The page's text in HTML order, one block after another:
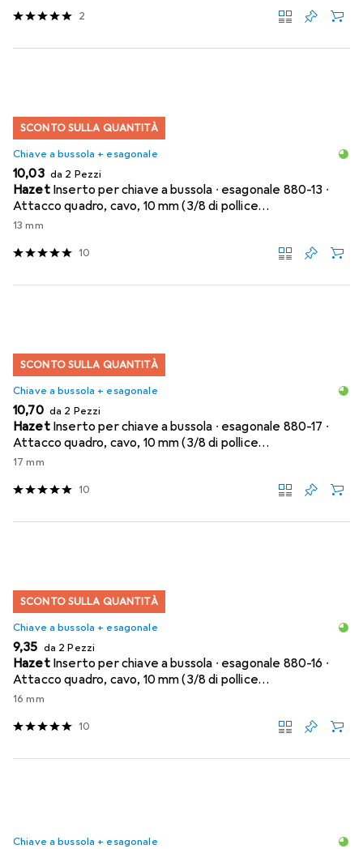
2
SCONTO SULLA QUANTITÀ
Chiave a bussola + esagonale
EUR
10,03 da 2 Pezzi
Hazet Inserto per chiave a bussola ∙ esagonale 880-13 ∙
Attacco quadro, cavo, 10 mm (3/8 di pollice…
13 mm
10
SCONTO SULLA QUANTITÀ
Chiave a bussola + esagonale
EUR
10,70 da 2 Pezzi
Hazet Inserto per chiave a bussola ∙ esagonale 880-17 ∙
Attacco quadro, cavo, 10 mm (3/8 di pollice…
17 mm
10
SCONTO SULLA QUANTITÀ
Chiave a bussola + esagonale
EUR
9,35 da 2 Pezzi
Hazet Inserto per chiave a bussola ∙ esagonale 880-16 ∙
Attacco quadro, cavo, 10 mm (3/8 di pollice…
16 mm
10
Chiave a bussola + esagonale